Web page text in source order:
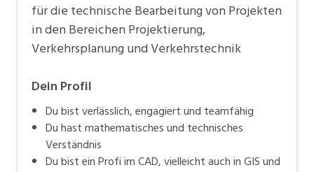
für die technische Bearbeitung von Projekten
in den Bereichen Projektierung,
Verkehrsplanung und Verkehrstechnik
Dein Profil
Du bist verlässlich, engagiert und teamfähig
Du hast mathematisches und technisches
Verständnis
Du bist ein Profi im CAD, vielleicht auch in GIS und